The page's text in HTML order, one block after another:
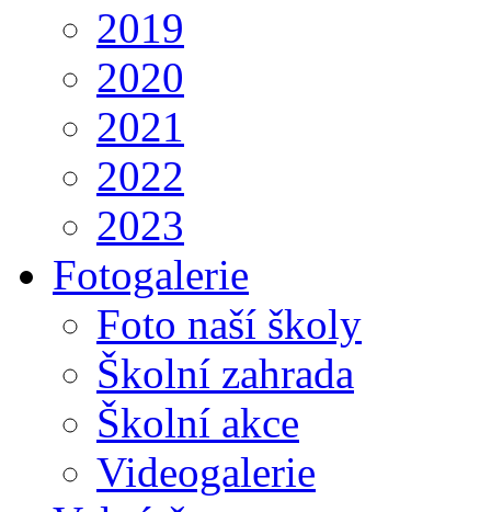
2019
2020
2021
2022
2023
Fotogalerie
Foto naší školy
Školní zahrada
Školní akce
Videogalerie